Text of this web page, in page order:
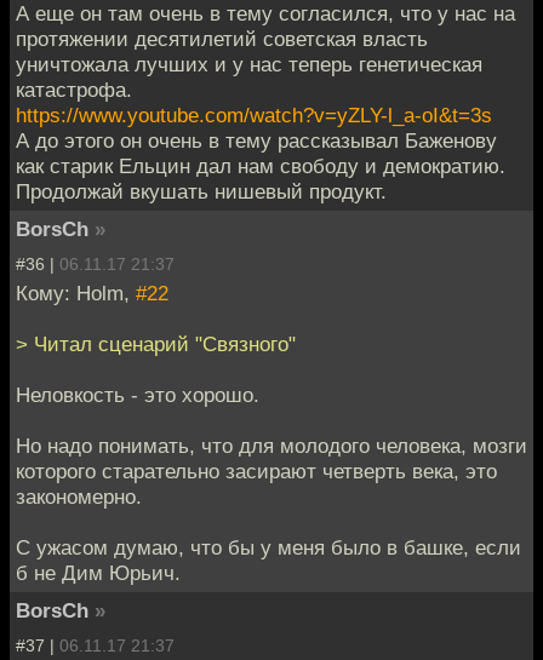
А еще он там очень в тему согласился, что у нас на
протяжении десятилетий советская власть
уничтожала лучших и у нас теперь генетическая
катастрофа.
https://www.youtube.com/watch?v=yZLY-l_a-oI&t=3s
А до этого он очень в тему рассказывал Баженову
как старик Ельцин дал нам свободу и демократию.
Продолжай вкушать нишевый продукт.
BorsCh »
#36 | 06.11.17 21:37
Кому: Holm, #22
> Читал сценарий "Связного"
Неловкость - это хорошо.
Но надо понимать, что для молодого человека, мозги
которого старательно засирают четверть века, это
закономерно.
С ужасом думаю, что бы у меня было в башке, если
б не Дим Юрьич.
BorsCh »
#37 | 06.11.17 21:37